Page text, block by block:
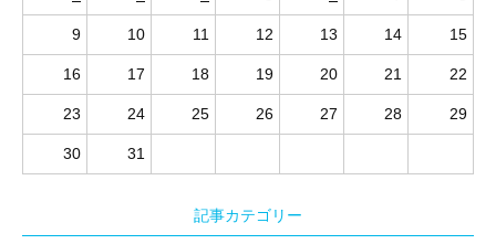
9 10 11 12 13 14 15
16 17 18 19 20 21 22
23 24 25 26 27 28 29
30 31
記事カテゴリー